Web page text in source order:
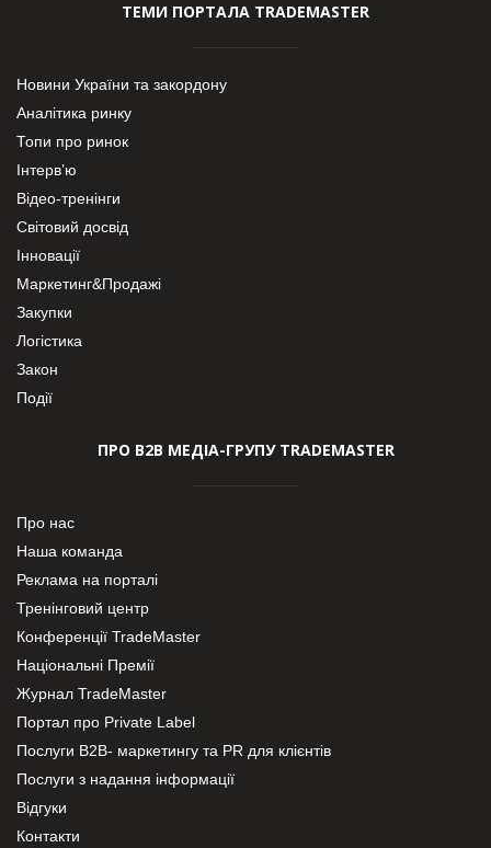
ТЕМИ ПОРТАЛА TRADEMASTER
Новини України та закордону
Аналітика ринку
Топи про ринок
Інтерв’ю
Відео-тренінги
Світовий досвід
Інновації
Маркетинг&Продажі
Закупки
Логістика
Закон
Події
ПРО В2В МЕДІА-ГРУПУ TRADEMASTER
Про нас
Наша команда
Реклама на порталі
Тренінговий центр
Конференції TradeMaster
Національні Премії
Журнал TradeMaster
Портал про Private Label
Послуги В2В- маркетингу та PR для клієнтів
Послуги з надання інформації
Відгуки
Контакти